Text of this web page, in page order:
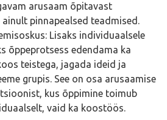
arusaam õpitavast
pinnapealsed teadmised.
Lisaks individuaalsele
õppeprotsess edendama ka
teistega, jagada ideid ja
grupis. See on osa arusaamise
kus õppimine toimub
vaid ka koostöös.